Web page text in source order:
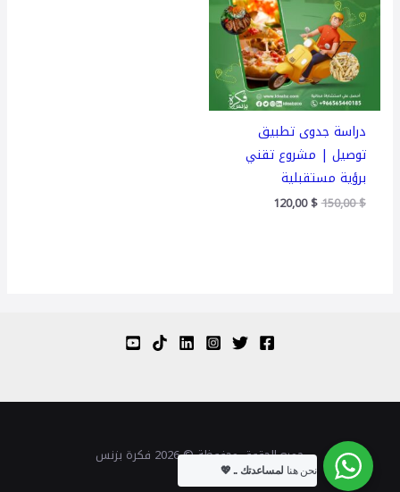
دراسة جدوى تطبيق
توصيل | مشروع تقني
برؤية مستقبلية
150,00$
120,00$
جميع الحقوق محفوظة © 2026 فكرة بزنس
نحن هنا لمساعدتك .. 💖